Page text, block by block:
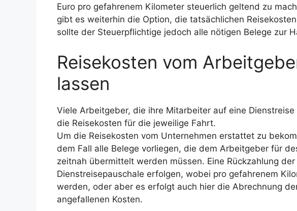
Euro pro gefahrenem Kilometer steuerlich geltend zu
gibt es weiterhin die Option, die tatsächlichen
sollte der Steuerpflichtige jedoch alle nötigen Belege zur
Reisekosten vom
lassen
Viele Arbeitgeber, die ihre Mitarbeiter auf eine
die Reisekosten für die jeweilige Fahrt.
Um die Reisekosten vom Unternehmen erstattet zu
dem Fall alle Belege vorliegen, die dem Arbeitgeber für
zeitnah übermittelt werden müssen. Eine Rückzahlung
Dienstreisepauschale erfolgen, wobei pro gefahrenem
werden, oder aber es erfolgt auch hier die Abrechnung
angefallenen Kosten.